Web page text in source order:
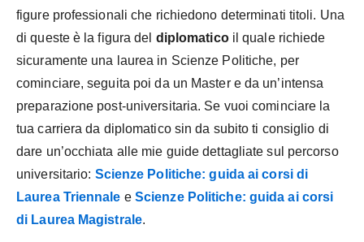
figure professionali che richiedono determinati titoli. Una
di queste è la figura del diplomaticoil quale richiede
sicuramente una laurea in Scienze Politiche, per
cominciare, seguita poi da un Master e da un’intensa
preparazione post-universitaria. Se vuoi cominciare la
tua carriera da diplomatico sin da subito ti consiglio di
dare un’occhiata alle mie guide dettagliate sul percorso
universitario: Scienze Politiche: guida ai corsi di
Laurea Triennale e Scienze Politiche: guida ai corsi
di Laurea Magistrale.